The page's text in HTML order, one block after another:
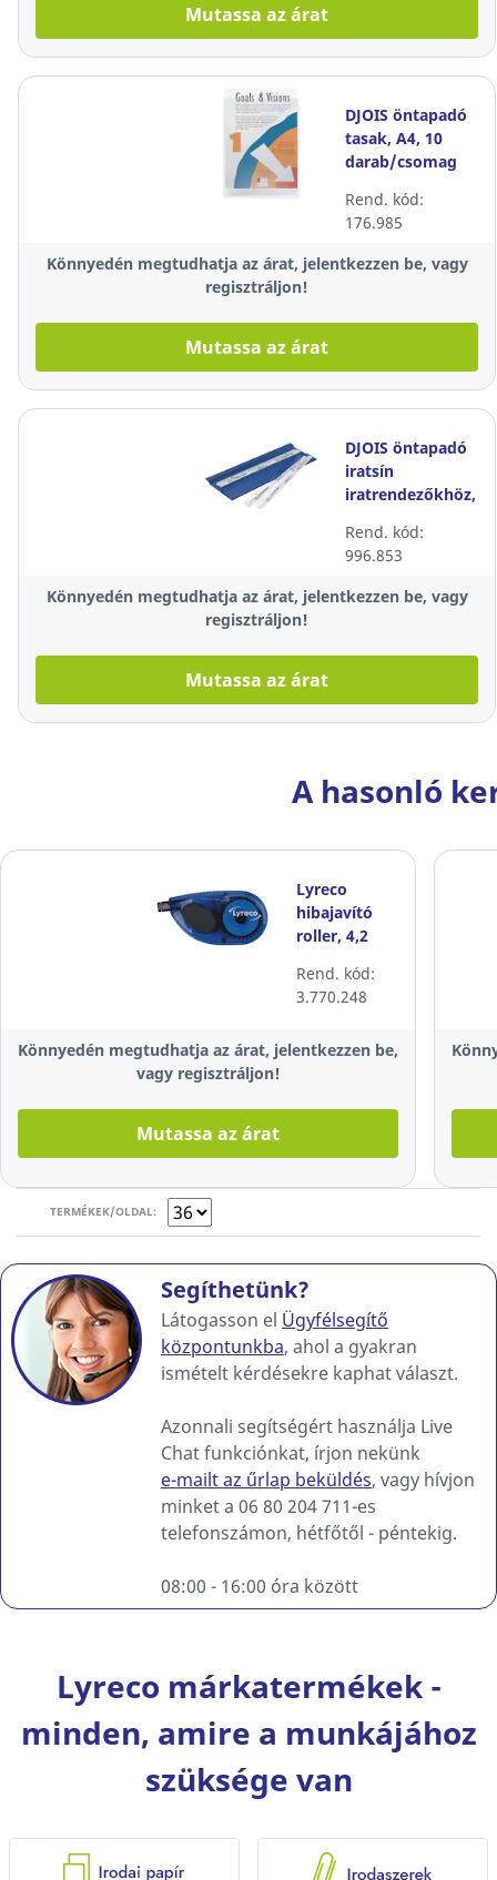
Mutassa az árat
DJOIS öntapadó
tasak, A4, 10
darab/csomag
Rend. kód:
176.985
Könnyedén megtudhatja az árat, jelentkezzen be, vagy
regisztráljon!
Mutassa az árat
DJOIS öntapadó
iratsín
iratrendezőkhöz,
darab/csomag
Rend. kód:
996.853
Könnyedén megtudhatja az árat, jelentkezzen be, vagy
regisztráljon!
Mutassa az árat
A hasonló
Lyreco
hibajavító
roller, 4,2
Rend. kód:
3.770.248
Könnyedén megtudhatja az árat, jelentkezzen be,
vagy regisztráljon!
Mutassa az árat
TERMÉKEK/OLDAL:
Segíthetünk?
Látogasson el Ügyfélsegítő
központunkba, ahol a gyakran
ismételt kérdésekre kaphat választ.
Azonnali segítségért használja Live
Chat funkciónkat, írjon nekünk
e-mailt az űrlap beküldés, vagy hívjon
minket a 06 80 204 711-es
telefonszámon, hétfőtől - péntekig.
08:00 - 16:00 óra között
Lyreco márkatermékek -
minden, amire a munkájához
szüksége van